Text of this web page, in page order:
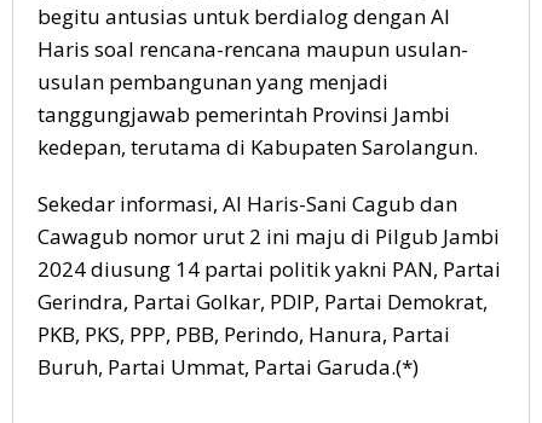
begitu antusias untuk berdialog dengan Al
Haris soal rencana-rencana maupun usulan-
usulan pembangunan yang menjadi
tanggungjawab pemerintah Provinsi Jambi
kedepan, terutama di Kabupaten Sarolangun.
Sekedar informasi, Al Haris-Sani Cagub dan
Cawagub nomor urut 2 ini maju di Pilgub Jambi
2024 diusung 14 partai politik yakni PAN, Partai
Gerindra, Partai Golkar, PDIP, Partai Demokrat,
PKB, PKS, PPP, PBB, Perindo, Hanura, Partai
Buruh, Partai Ummat, Partai Garuda.(*)